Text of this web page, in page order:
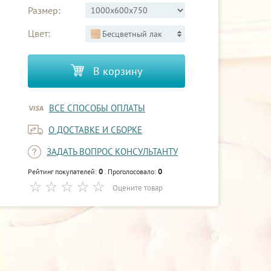
Размер:
Цвет:
Бесцветный лак
В корзину
ВСЕ СПОСОБЫ ОПЛАТЫ
О ДОСТАВКЕ И СБОРКЕ
ЗАДАТЬ ВОПРОС КОНСУЛЬТАНТУ
Рейтинг покупателей: 0 . Проголосовало: 0
Оцените товар